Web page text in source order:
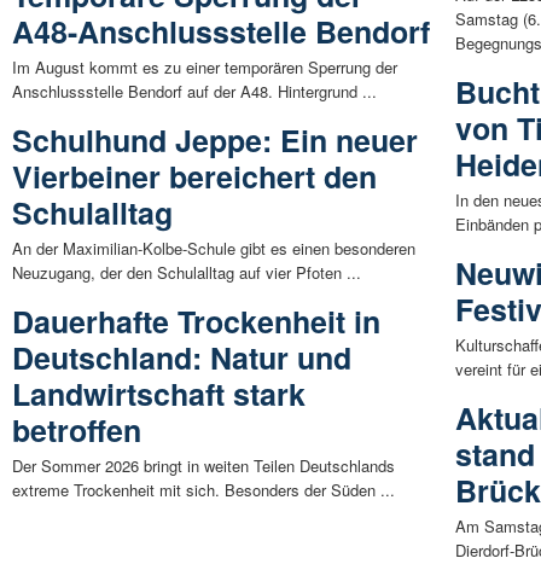
A48-Anschlussstelle Bendorf
Im August kommt es zu einer temporären Sperrung der
Anschlussstelle Bendorf auf der A48. Hintergrund ...
Schulhund Jeppe: Ein neuer
Vierbeiner bereichert den
Schulalltag
An der Maximilian-Kolbe-Schule gibt es einen besonderen
Neuzugang, der den Schulalltag auf vier Pfoten ...
Dauerhafte Trockenheit in
Deutschland: Natur und
Landwirtschaft stark
betroffen
Der Sommer 2026 bringt in weiten Teilen Deutschlands
extreme Trockenheit mit sich. Besonders der Süden ...
Samstag
von
In den
Einbänden
vereint für
Am
Dierdorf-